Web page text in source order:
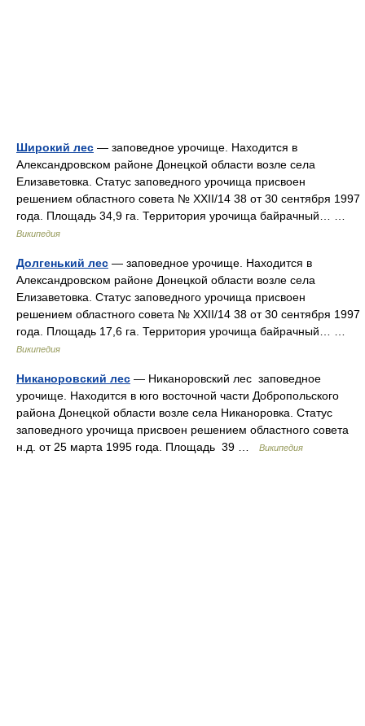
Широкий лес — заповедное урочище. Находится в
Александровском районе Донецкой области возле села
Елизаветовка. Статус заповедного урочища присвоен
решением областного совета № XXII/14 38 от 30 сентября 1997
года. Площадь 34,9 га. Территория урочища байрачный… …
Википедия
Долгенький лес — заповедное урочище. Находится в
Александровском районе Донецкой области возле села
Елизаветовка. Статус заповедного урочища присвоен
решением областного совета № XXII/14 38 от 30 сентября 1997
года. Площадь 17,6 га. Территория урочища байрачный… …
Википедия
Никаноровский лес — Никаноровский лес заповедное
урочище. Находится в юго восточной части Добропольского
района Донецкой области возле села Никаноровка. Статус
заповедного урочища присвоен решением областного совета
н.д. от 25 марта 1995 года. Площадь 39 …
Википедия